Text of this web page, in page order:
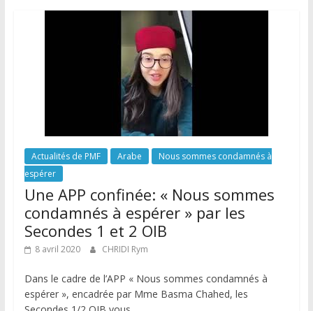
Actualités de PMF Arabe
Nous sommes condamnés à
espérer
Une APP confinée: « Nous sommes
condamnés à espérer » par les
Secondes 1 et 2 OIB
8 avril 2020 CHRIDI Rym
Dans le cadre de l’APP « Nous sommes condamnés à
espérer », encadrée par Mme Basma Chahed, les